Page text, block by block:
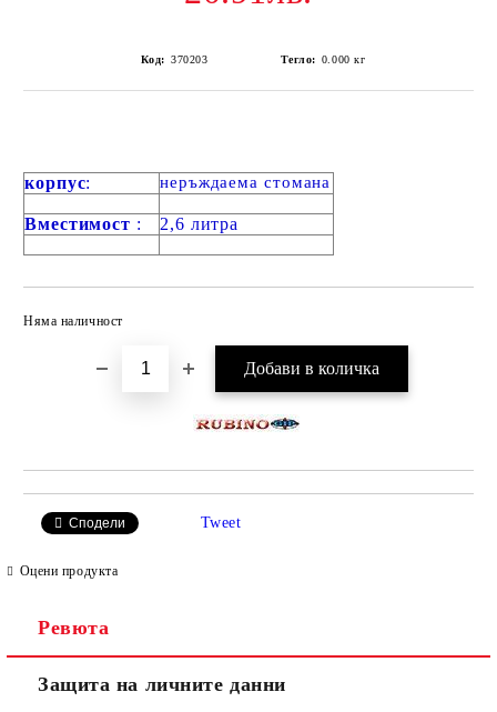
Код: 370203 Тегло: 0.000 кг
корпус: неръждаема стомана
Вместимост : 2,6 литра
Няма наличност
Сподели Tweet
Оцени продукта
Ревюта
Защита на личните данни